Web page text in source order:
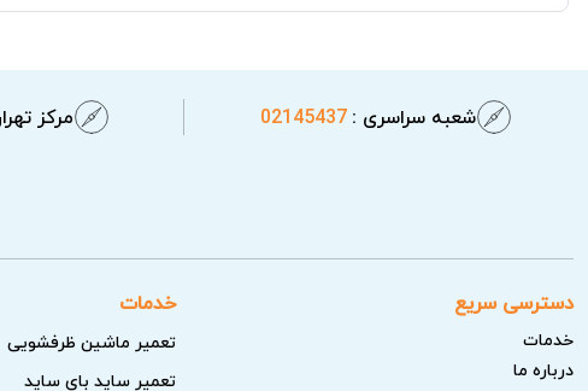
شعبه سراسری :02145437 مرکز
دسترسی سریع
خدمات
درباره ما
خدمات
تعمیر ماشین ظرفشویی
تعمیر ساید بای ساید